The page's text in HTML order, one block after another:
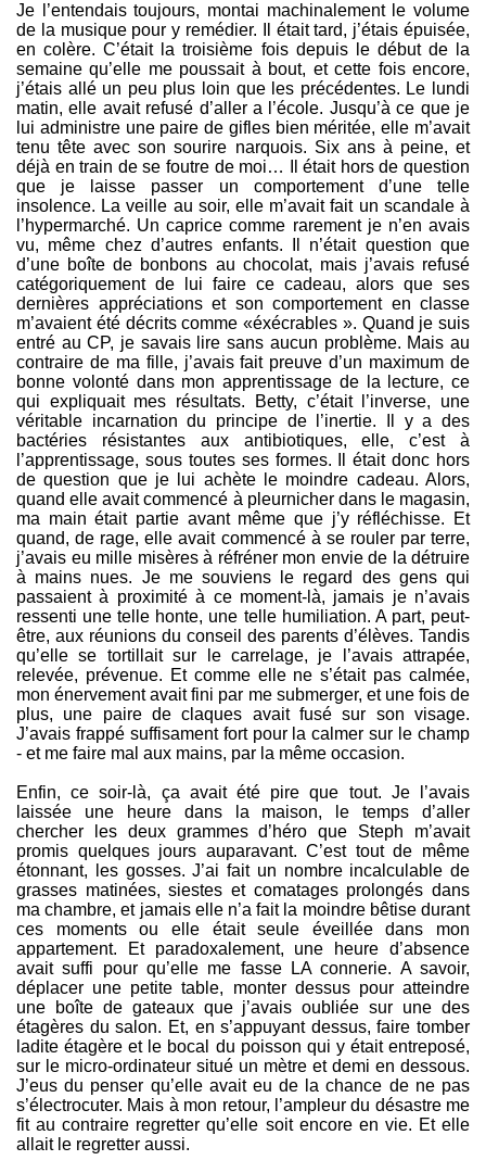
Je l’entendais toujours, montai machinalement le volume
de la musique pour y remédier. Il était tard, j’étais épuisée,
en colère. C’était la troisième fois depuis le début de la
semaine qu’elle me poussait à bout, et cette fois encore,
j’étais allé un peu plus loin que les précédentes. Le lundi
matin, elle avait refusé d’aller a l’école. Jusqu’à ce que je
lui administre une paire de gifles bien méritée, elle m’avait
tenu tête avec son sourire narquois. Six ans à peine, et
déjà en train de se foutre de moi… Il était hors de question
que je laisse passer un comportement d’une telle
insolence. La veille au soir, elle m’avait fait un scandale à
l’hypermarché. Un caprice comme rarement je n’en avais
vu, même chez d’autres enfants. Il n’était question que
d’une boîte de bonbons au chocolat, mais j’avais refusé
catégoriquement de lui faire ce cadeau, alors que ses
dernières appréciations et son comportement en classe
m’avaient été décrits comme «éxécrables ». Quand je suis
entré au CP, je savais lire sans aucun problème. Mais au
contraire de ma fille, j’avais fait preuve d’un maximum de
bonne volonté dans mon apprentissage de la lecture, ce
qui expliquait mes résultats. Betty, c’était l’inverse, une
véritable incarnation du principe de l’inertie. Il y a des
bactéries résistantes aux antibiotiques, elle, c’est à
l’apprentissage, sous toutes ses formes. Il était donc hors
de question que je lui achète le moindre cadeau. Alors,
quand elle avait commencé à pleurnicher dans le magasin,
ma main était partie avant même que j’y réfléchisse. Et
quand, de rage, elle avait commencé à se rouler par terre,
j’avais eu mille misères à réfréner mon envie de la détruire
à mains nues. Je me souviens le regard des gens qui
passaient à proximité à ce moment-là, jamais je n’avais
ressenti une telle honte, une telle humiliation. A part, peut-
être, aux réunions du conseil des parents d’élèves. Tandis
qu’elle se tortillait sur le carrelage, je l’avais attrapée,
relevée, prévenue. Et comme elle ne s’était pas calmée,
mon énervement avait fini par me submerger, et une fois de
plus, une paire de claques avait fusé sur son visage.
J’avais frappé suffisament fort pour la calmer sur le champ
- et me faire mal aux mains, par la même occasion.
Enfin, ce soir-là, ça avait été pire que tout. Je l’avais
laissée une heure dans la maison, le temps d’aller
chercher les deux grammes d’héro que Steph m’avait
promis quelques jours auparavant. C’est tout de même
étonnant, les gosses. J’ai fait un nombre incalculable de
grasses matinées, siestes et comatages prolongés dans
ma chambre, et jamais elle n’a fait la moindre bêtise durant
ces moments ou elle était seule éveillée dans mon
appartement. Et paradoxalement, une heure d’absence
avait suffi pour qu’elle me fasse LA connerie. A savoir,
déplacer une petite table, monter dessus pour atteindre
une boîte de gateaux que j’avais oubliée sur une des
étagères du salon. Et, en s’appuyant dessus, faire tomber
ladite étagère et le bocal du poisson qui y était entreposé,
sur le micro-ordinateur situé un mètre et demi en dessous.
J’eus du penser qu’elle avait eu de la chance de ne pas
s’électrocuter. Mais à mon retour, l’ampleur du désastre me
fit au contraire regretter qu’elle soit encore en vie. Et elle
allait le regretter aussi.